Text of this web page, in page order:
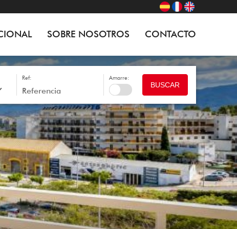
SOBRE NOSOTROS CONTACTO
Ref: Amarre:
BUSCAR